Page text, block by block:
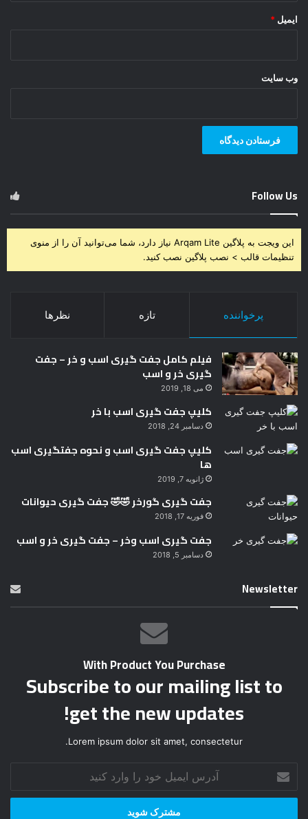
ایمیل *
وب‌ سایت
Follow Us
این ویجت به پلاگین Arqam Lite نیاز دارد، شما می‌توانید آن را از منوی
تنظیمات قالب > نصب پلاگین نصب کنید.
پرخواننده تازه نظرها
فیلم کامل جفت گیری اسب و خر – جفت
گیری خر و اسب
می 18, 2019
کلیپ جفت گیری اسب با خر
دسامبر 24, 2018
کلیپ جفت گیری اسب و نحوه جفتگیری اسب
ها
ژانویه 7, 2019
جفت گیری گورخر 🤣🤣 جفت گیری حیوانات
فوریه 17, 2018
جفت گیری اسب وخر – جفت گیری خر و اسب
دسامبر 5, 2018
Newsletter
With Product You Purchase
Subscribe to our mailing list to
get the new updates!
Lorem ipsum dolor sit amet, consectetur.
ر